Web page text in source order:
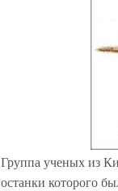
Группа ученых из
останки которого